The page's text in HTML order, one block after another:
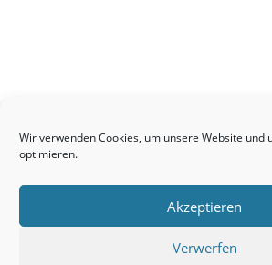
Wir verwenden Cookies, um unsere Website und
optimieren.
Akzeptieren
Verwerfen
Kontakt
Links
Neuigkeiten
Seelsorge / Sakramente